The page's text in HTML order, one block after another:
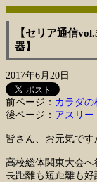
【セリア通信
器】
2017年6月20日
前ページ： カラダの
後ページ： アスリー
皆さん、お元気です
高校総体関東大会へ
長距離も短距離も好